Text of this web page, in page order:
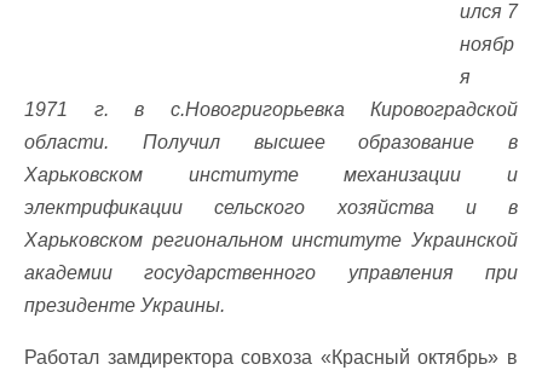
ился 7
ноябр
я
1971 г. в с.Новогригорьевка Кировоградской
области. Получил высшее образование в
Харьковском институте механизации и
электрификации сельского хозяйства и в
Харьковском региональном институте Украинской
академии государственного управления при
президенте Украины.
Работал замдиректора совхоза «Красный октябрь» в